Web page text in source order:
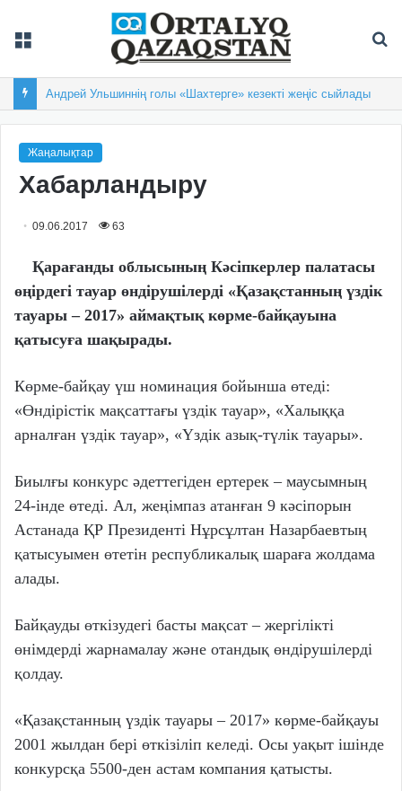
Андрей Ульшиннің голы «Шахтерге» кезекті жеңіс сыйлады
Жаңалықтар
Хабарландыру
09.06.2017 63
Қарағанды облысының Кәсіпкерлер палатасы
өңірдегі тауар өндірушілерді «Қазақстанның үздік
тауары – 2017» аймақтық көрме-байқауына
қатысуға шақырады.
Көрме-байқау үш номинация бойынша өтеді:
«Өндірістік мақсаттағы үздік тауар», «Халыққа
арналған үздік тауар», «Үздік азық-түлік тауары».
Биылғы конкурс әдеттегіден ертерек – маусымның
24-інде өтеді. Ал, жеңімпаз атанған 9 кәсіпорын
Астанада ҚР Президенті Нұрсұлтан Назарбаевтың
қатысуымен өтетін республикалық шараға жолдама
алады.
Байқауды өткізудегі басты мақсат – жергілікті
өнімдерді жарнамалау және отандық өндірушілерді
қолдау.
«Қазақстанның үздік тауары – 2017» көрме-байқауы
2001 жылдан бері өткізіліп келеді. Осы уақыт ішінде
конкурсқа 5500-ден астам компания қатысты.